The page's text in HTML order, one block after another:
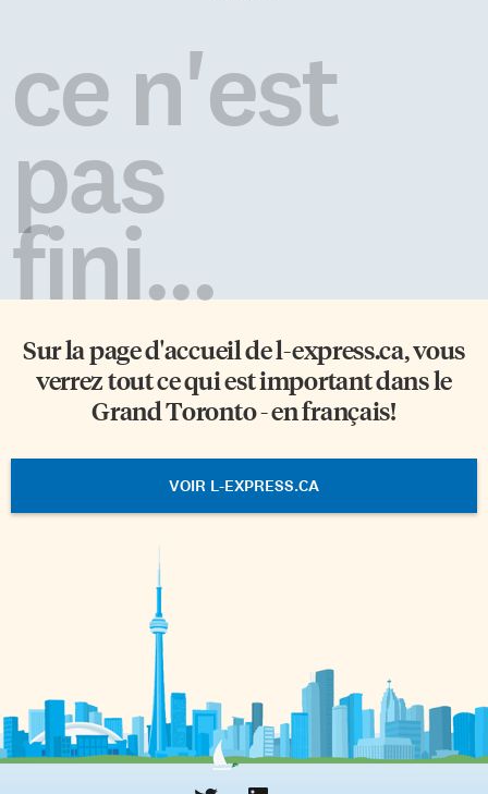
ce n'est
pas
fini...
Sur la page d'accueil del-express.ca, vous
verrez tout ce qui est important dans le
Grand Toronto - en français!
VOIR L-EXPRESS.CA